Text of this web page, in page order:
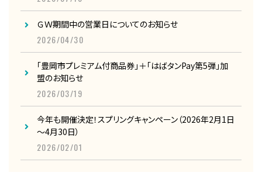
ＧＷ期間中の営業日についてのお知らせ
2026/04/30
「豊岡市プレミアム付商品券」＋「はばタンPay第5弾」加
盟のお知らせ
2026/03/19
今年も開催決定！スプリングキャンペーン（2026年2月1日
～4月30日）
2026/02/01